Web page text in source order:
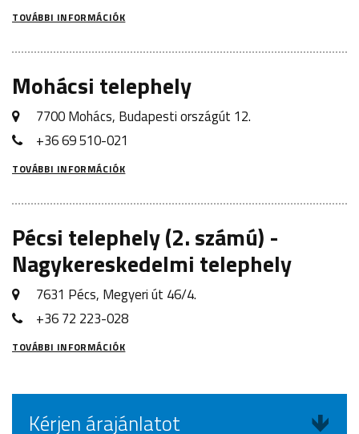
TOVÁBBI INFORMÁCIÓK
Mohácsi telephely
7700 Mohács, Budapesti országút 12.
+36 69 510-021
TOVÁBBI INFORMÁCIÓK
Pécsi telephely (2. számú) -
Nagykereskedelmi telephely
7631 Pécs, Megyeri út 46/4.
+36 72 223-028
TOVÁBBI INFORMÁCIÓK
Kérjen árajánlatot